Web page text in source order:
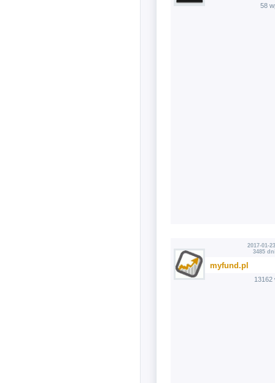
58
2017-01-
3485
myfund.pl
13162